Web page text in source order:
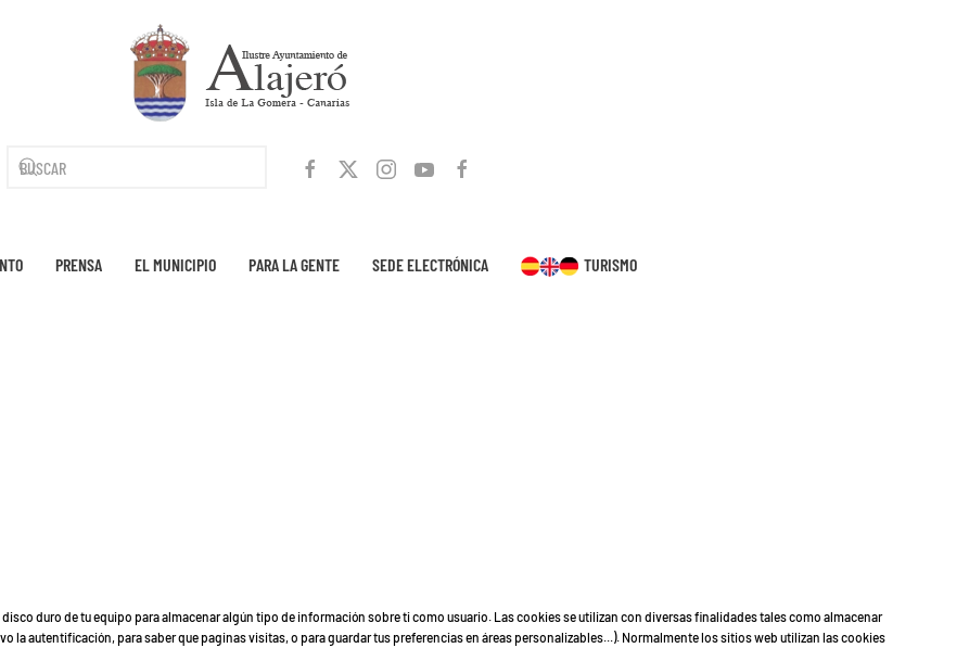
PRENSA EL MUNICIPIO PARA LA GENTE SEDE ELECTRÓNICA TURISMO
duro de tu equipo para almacenar algún tipo de información sobre ti como usuario. Las cookies se utilizan con diversas finalidades tales como almacenar
la autentificación, para saber que paginas visitas, o para guardar tus preferencias en áreas personalizables...). Normalmente los sitios web utilizan las cookies